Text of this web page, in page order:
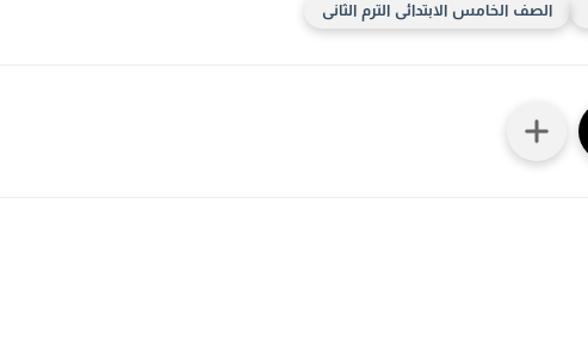
الصف الخامس الابتدائى الترم الثانى